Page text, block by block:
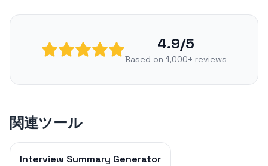
4.9/5
Based on 1,000+ reviews
関連ツール
Interview Summary Generator